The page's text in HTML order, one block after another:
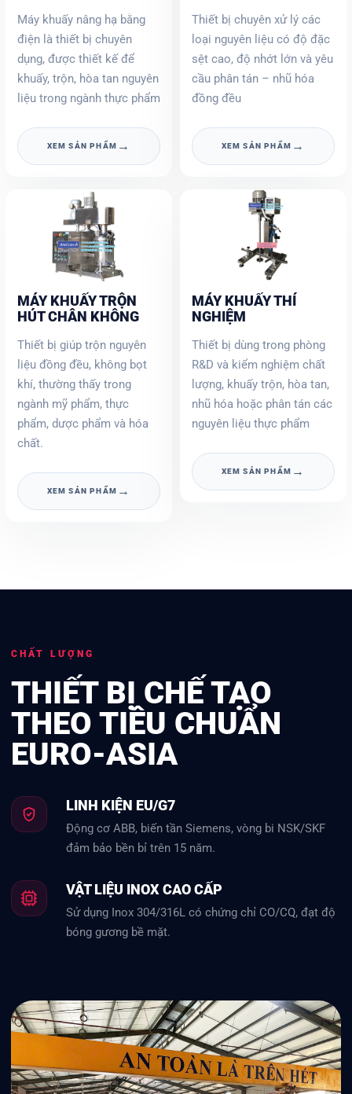
Máy khuấy nâng hạ bằng
điện là thiết bị chuyên
dụng, được thiết kế để
khuấy, trộn, hòa tan nguyên
liệu trong ngành thực phẩm
XEM SẢN PHẨM →
Thiết bị chuyên xử lý các
loại nguyên liệu có độ đặc
sệt cao, độ nhớt lớn và yêu
cầu phân tán – nhũ hóa
đồng đều
XEM SẢN PHẨM →
MÁY KHUẤY TRỘN
HÚT CHÂN KHÔNG
Thiết bị giúp trộn nguyên
liệu đồng đều, không bọt
khí, thường thấy trong
ngành mỹ phẩm, thực
phẩm, dược phẩm và hóa
chất.
XEM SẢN PHẨM →
MÁY KHUẤY THÍ
NGHIỆM
Thiết bị dùng trong phòng
R&D và kiểm nghiệm chất
lượng, khuấy trộn, hòa tan,
nhũ hóa hoặc phân tán các
nguyên liệu thực phẩm
XEM SẢN PHẨM →
CHẤT LƯỢNG
THIẾT BỊ CHẾ TẠO
THEO TIÊU CHUẨN
EURO-ASIA
LINH KIỆN EU/G7
Động cơ ABB, biến tần Siemens, vòng bi NSK/SKF
đảm bảo bền bỉ trên 15 năm.
VẬT LIỆU INOX CAO CẤP
Sử dụng Inox 304/316L có chứng chỉ CO/CQ, đạt độ
bóng gương bề mặt.